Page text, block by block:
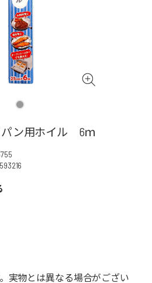
ン用ホイル 6ｍ
実物とは異なる場合がござい